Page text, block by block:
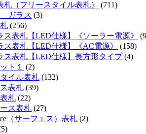
札（フリースタイル表札）
(711)
ガラス (3)
(256)
ス表札【LED仕様】《ソーラー電源》
ス表札【LED仕様】《AC電源》
(158)
ス表札【LED仕様】長方形タイプ(4)
ト１
(2)
イル表札 (132)
表札 (39)
札 (22)
ス表札 (27)
（サーフェス）表札 (2)